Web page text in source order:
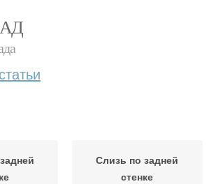
статьи
Слизь по задней
стенке